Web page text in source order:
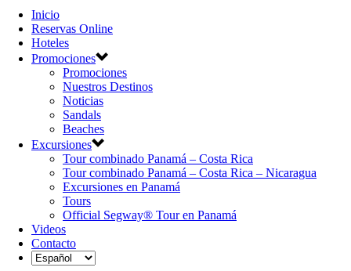
Inicio
Reservas Online
Hoteles
Promociones
Promociones
Nuestros Destinos
Noticias
Sandals
Beaches
Excursiones
Tour combinado Panamá – Costa Rica
Tour combinado Panamá – Costa Rica – Nicaragua
Excursiones en Panamá
Tours
Official Segway® Tour en Panamá
Videos
Contacto